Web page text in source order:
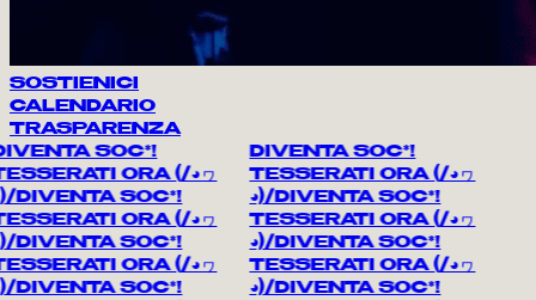
SOSTIENICI
CALENDARIO
TRASPARENZA
SOC*!
ORA(/◕ヮ
DIVENTA SOC*!
ORA(/◕ヮ
DIVENTA SOC*!
ORA(/◕ヮ
DIVENTA SOC*!
DIVENTA SOC*!
TESSERATI ORA(/◕ヮ
◕)/DIVENTA SOC*!
TESSERATI ORA(/◕ヮ
◕)/DIVENTA SOC*!
TESSERATI ORA(/◕ヮ
◕)/DIVENTA SOC*!